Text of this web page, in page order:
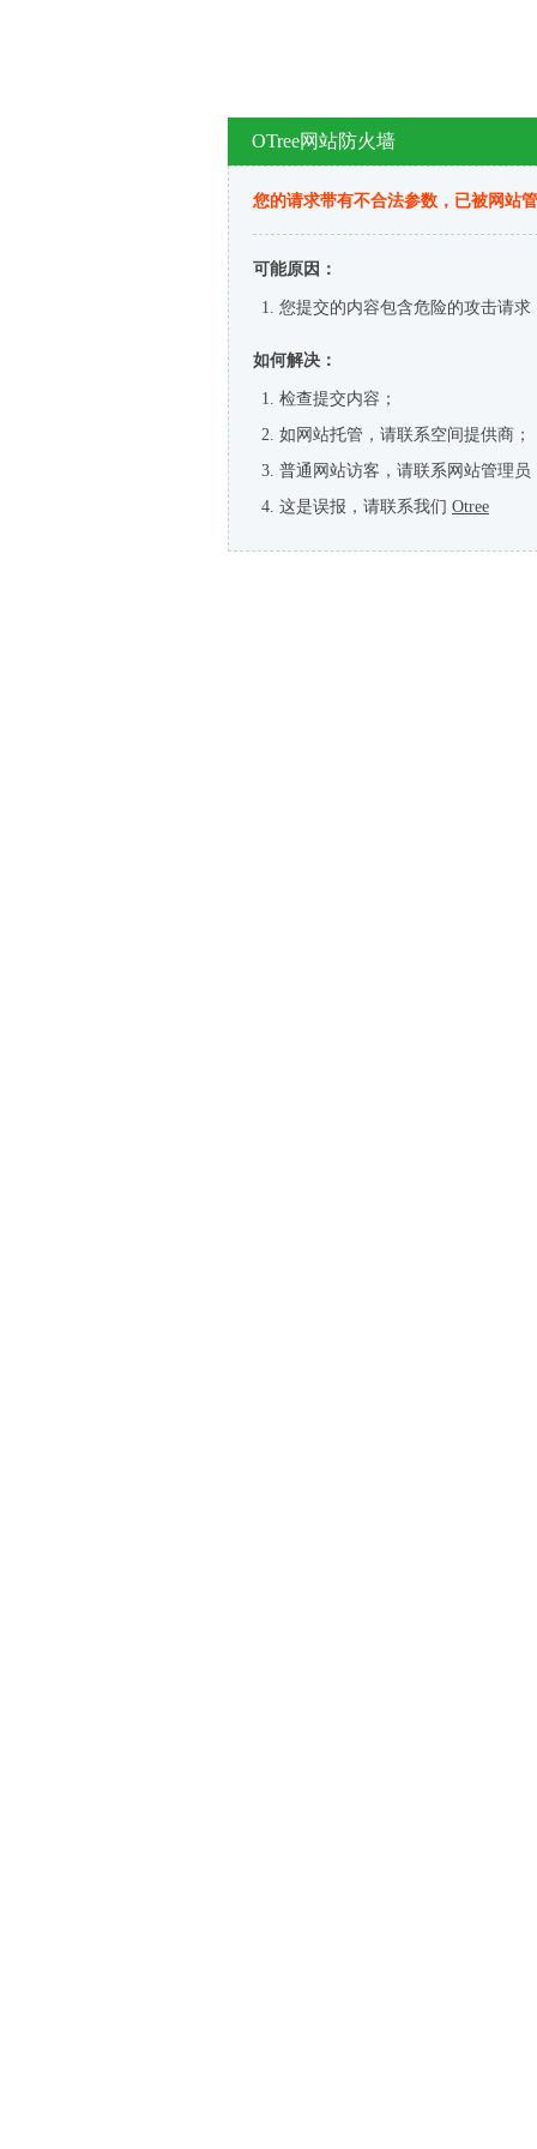
OTree网站防火墙
您的请求带有不合法参数，已被网站
可能原因：
您提交的内容包含危险的攻击请求
如何解决：
检查提交内容；
如网站托管，请联系空间提供商；
普通网站访客，请联系网站管理员
这是误报，请联系我们 Otree